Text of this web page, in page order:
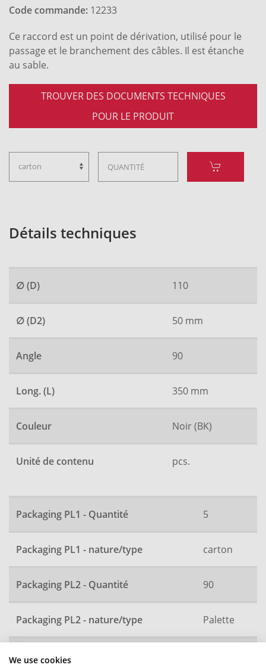
We use cookies
Code commande: 12233
Ce raccord est un point de dérivation, utilisé pour le
passage et le branchement des câbles. Il est étanche
au sable.
TROUVER DES DOCUMENTS TECHNIQUES
POUR LE PRODUIT
Détails techniques
∅ (D) 110
∅ (D2) 50 mm
Angle 90
Long. (L) 350 mm
Couleur Noir (BK)
Unité de contenu pcs.
Packaging PL1 - Quantité 5
Packaging PL1 - nature/type carton
Packaging PL2 - Quantité 90
Packaging PL2 - nature/type Palette
Code commande